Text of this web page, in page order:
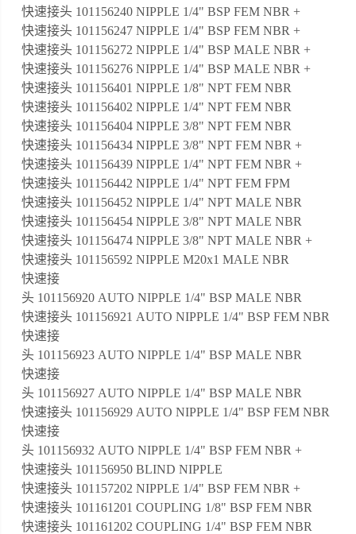
快速接头 101156240 NIPPLE 1/4" BSP FEM NBR +
快速接头 101156247 NIPPLE 1/4" BSP FEM NBR +
快速接头 101156272 NIPPLE 1/4" BSP MALE NBR +
快速接头 101156276 NIPPLE 1/4" BSP MALE NBR +
快速接头 101156401 NIPPLE 1/8" NPT FEM NBR
快速接头 101156402 NIPPLE 1/4" NPT FEM NBR
快速接头 101156404 NIPPLE 3/8" NPT FEM NBR
快速接头 101156434 NIPPLE 3/8" NPT FEM NBR +
快速接头 101156439 NIPPLE 1/4" NPT FEM NBR +
快速接头 101156442 NIPPLE 1/4" NPT FEM FPM
快速接头 101156452 NIPPLE 1/4" NPT MALE NBR
快速接头 101156454 NIPPLE 3/8" NPT MALE NBR
快速接头 101156474 NIPPLE 3/8" NPT MALE NBR +
快速接头 101156592 NIPPLE M20x1 MALE NBR
快速接
头 101156920 AUTO NIPPLE 1/4" BSP MALE NBR
快速接头 101156921 AUTO NIPPLE 1/4" BSP FEM NBR
快速接
头 101156923 AUTO NIPPLE 1/4" BSP MALE NBR
快速接
头 101156927 AUTO NIPPLE 1/4" BSP MALE NBR
快速接头 101156929 AUTO NIPPLE 1/4" BSP FEM NBR
快速接
头 101156932 AUTO NIPPLE 1/4" BSP FEM NBR +
快速接头 101156950 BLIND NIPPLE
快速接头 101157202 NIPPLE 1/4" BSP FEM NBR +
快速接头 101161201 COUPLING 1/8" BSP FEM NBR
快速接头 101161202 COUPLING 1/4" BSP FEM NBR